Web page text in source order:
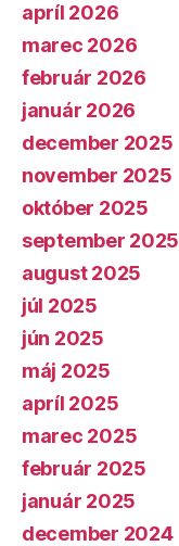
apríl 2026
marec 2026
február 2026
január 2026
december 2025
november 2025
október 2025
september 2025
august 2025
júl 2025
jún 2025
máj 2025
apríl 2025
marec 2025
február 2025
január 2025
december 2024